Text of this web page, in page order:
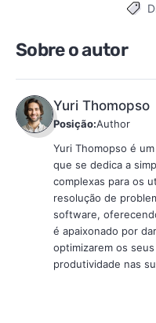
Sobre o autor
Yuri Thomopso
Posição:Author
Yuri Thomopso é
que se dedica a
complexas para os
resolução de
software,
é apaixonado por
optimizarem os
produtividade nas